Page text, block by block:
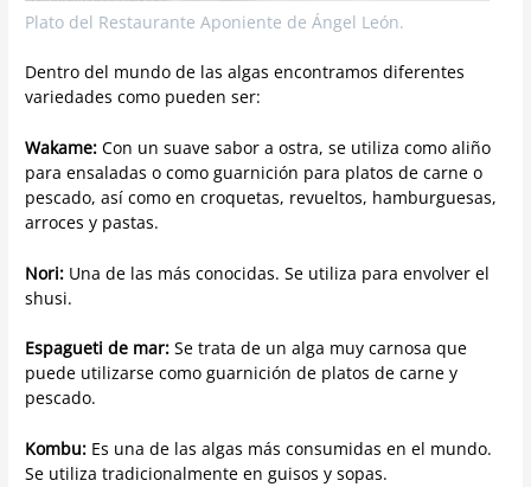
Plato del Restaurante Aponiente de Ángel León.
Dentro del mundo de las algas encontramos diferentes
variedades como pueden ser:
Wakame: Con un suave sabor a ostra, se utiliza como aliño
para ensaladas o como guarnición para platos de carne o
pescado, así como en croquetas, revueltos, hamburguesas,
arroces y pastas.
Nori: Una de las más conocidas. Se utiliza para envolver el
shusi.
Espagueti de mar: Se trata de un alga muy carnosa que
puede utilizarse como guarnición de platos de carne y
pescado.
Kombu: Es una de las algas más consumidas en el mundo.
Se utiliza tradicionalmente en guisos y sopas.